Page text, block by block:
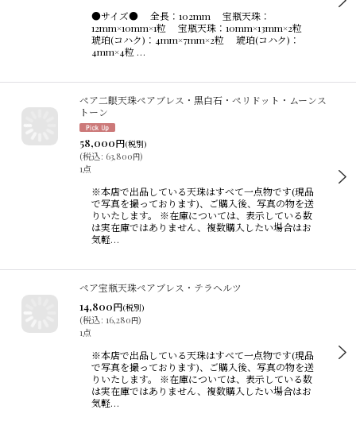
●サイズ● 全長：102mm 宝瓶天珠：
12mm×10mm×1粒 宝瓶天珠：10mm×13mm×2粒
琥珀(コハク)：4mm×7mm×2粒 琥珀(コハク)：
4mm×4粒 …
ペア二眼天珠ペアブレス・黒白石・ペリドット・ムーンス
トーン
58,000円(税別)
(税込: 63,800円)
1点
※本店で出品している天珠はすべて一点物です(現品
で写真を撮っております)、ご購入後、写真の物を送
りいたします。 ※在庫については、表示している数
は実在庫ではありません、複数購入したい場合はお
気軽…
ペア宝瓶天珠ペアブレス・テラヘルツ
14,800円(税別)
(税込: 16,280円)
1点
※本店で出品している天珠はすべて一点物です(現品
で写真を撮っております)、ご購入後、写真の物を送
りいたします。 ※在庫については、表示している数
は実在庫ではありません、複数購入したい場合はお
気軽…